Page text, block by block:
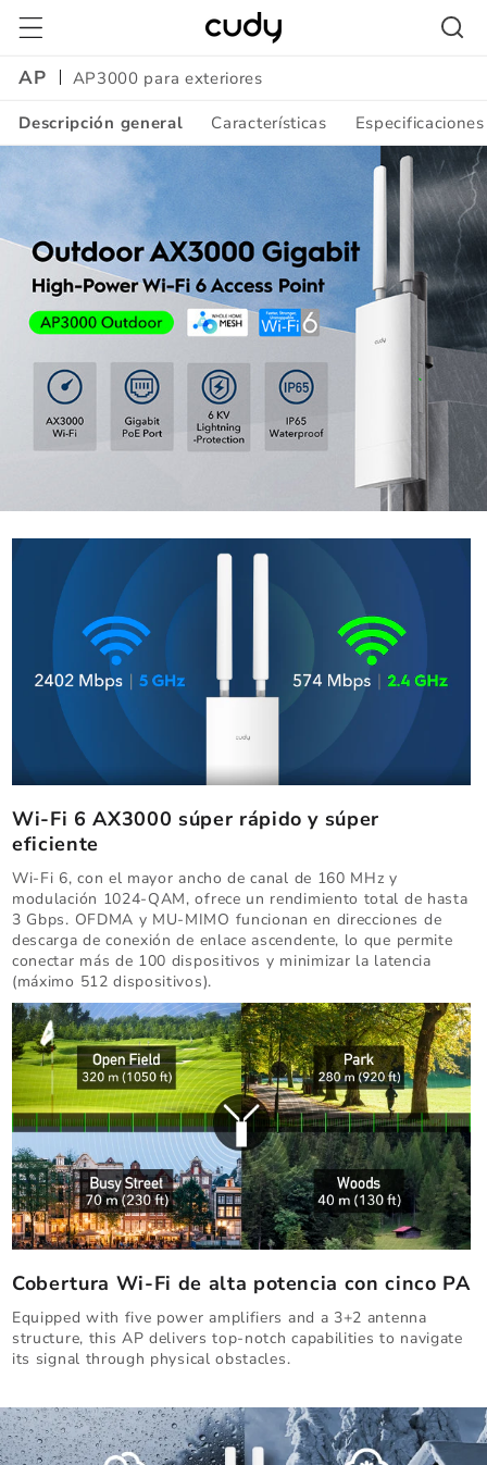
directamente
AP
AP3000 para exteriores
Descripción general Características Especificaciones
A+
Content
Wi-Fi 6 AX3000 súper rápido y súper
eficiente
Wi-Fi 6, con el mayor ancho de canal de 160 MHz y
modulación 1024-QAM, ofrece un rendimiento total de hasta
3 Gbps. OFDMA y MU-MIMO funcionan en direcciones de
descarga de conexión de enlace ascendente, lo que permite
conectar más de 100 dispositivos y minimizar la latencia
(máximo 512 dispositivos).
Cobertura Wi-Fi de alta potencia con cinco PA
Equipped with five power amplifiers and a 3+2 antenna
structure, this AP delivers top-notch capabilities to navigate
its signal through physical obstacles.